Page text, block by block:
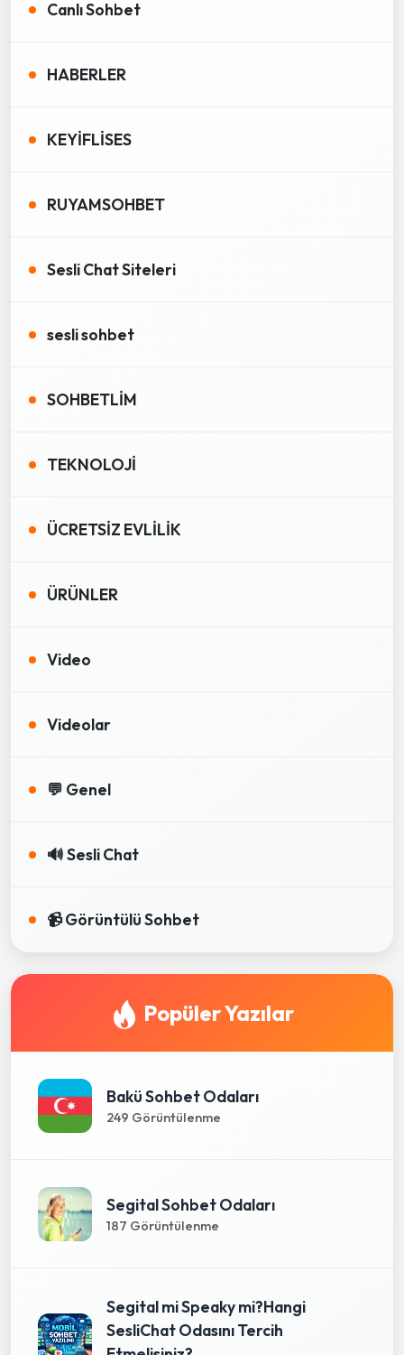
Canlı Sohbet
HABERLER
KEYİFLİSES
RUYAMSOHBET
Sesli Chat Siteleri
sesli sohbet
SOHBETLİM
TEKNOLOJİ
ÜCRETSİZ EVLİLİK
ÜRÜNLER
Video
Videolar
💬 Genel
🔊 Sesli Chat
📹 Görüntülü Sohbet
Popüler Yazılar
Bakü Sohbet Odaları
249 Görüntülenme
Segital Sohbet Odaları
187 Görüntülenme
Segital mi Speaky mi?Hangi
SesliChat Odasını Tercih